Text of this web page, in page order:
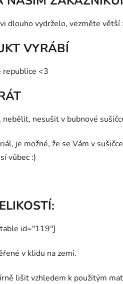
dlouho vydrželo, vezměte větší
VYRÁBÍ
republice <3
nesušit v bubnové
je možné, že se Vám v
vůbec :)
id="119"]
v klidu na zemi.
lišit vzhledem k použitým